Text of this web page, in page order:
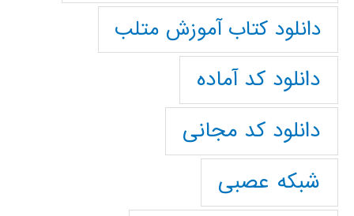
دانلود کتاب آموزش متلب
دانلود کد آماده
دانلود کد مجانی
شبکه عصبی